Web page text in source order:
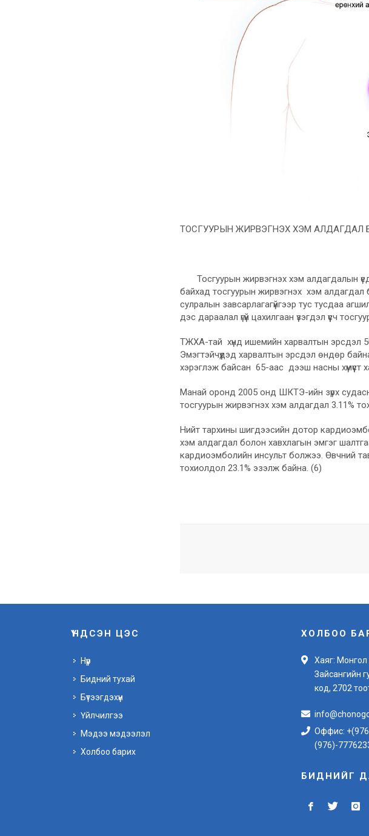
ТОСГУУРЫН ЖИРВЭГНЭХ ХЭМ АЛДАГДАЛ
Тосгуурын жирвэгнэх хэм алдагдалын
байхад тосгуурын жирвэгнэх хэм алдагдал
сулралын завсарлагагүйгээр тус тусдаа
дэс дараалал үгүй цахилгаан үзэгдэл үүсч
ТЖХА-тай хүнд ишемийн харвалтын эрсдэл
Эмэгтэйчүүдэд харвалтын эрсдэл өндөр
хэрэглэж байсан 65-аас дээш насны хүмүүст
Манай оронд 2005 онд ШКТЭ-ийн зүрх
тосгуурын жирвэгнэх хэм алдагдал 3.11%
Нийт тархины шигдээсийн дотор
хэм алдагдал болон хавхлагын эмгэг
кардиоэмболийн инсульт болжээ. Өвчний
тохиолдол 23.1% эзэлж байна. (6)
ҮНДСЭН ЦЭС
Нүүр
Бидний тухай
Бүтээгдэхүүн
Үйлчилгээ
Мэдээ мэдээлэл
Холбоо барих
ХОЛБОО
Хаяг: Монгол
Зайсангийн
код, 2702
Оффис:
(976)-
БИДНИЙГ